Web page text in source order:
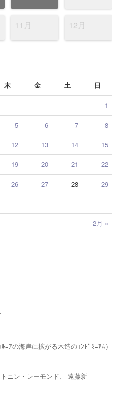
11月 12月
木 金 土 日
2月 »
1
5 6 7 8
12 13 14 15
19 20 21 22
26 27 28 29
ｱの海岸に拡がる木造のｺﾝﾄﾞﾐﾆｱﾑ）
ニン・レーモンド、 遠藤新